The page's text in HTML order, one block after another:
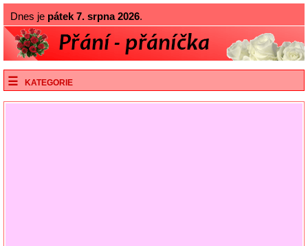
Dnes je pátek 7. srpna 2026.
KATEGORIE